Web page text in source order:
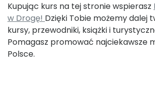
Kupując kurs na tej stronie wspierasz
w Drogę! Dzięki Tobie możemy dalej
kursy, przewodniki, książki i
Pomagasz promować najciekawsze
Polsce.